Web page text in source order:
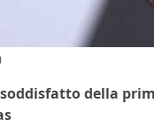
della